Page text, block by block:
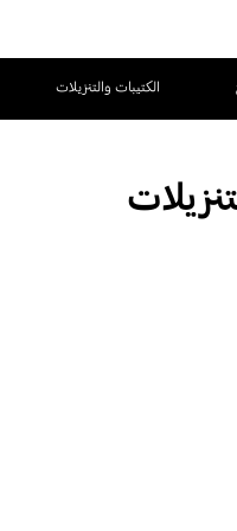
الكتيبات والتنزيلات